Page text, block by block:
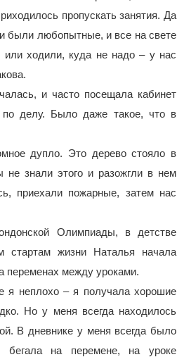
пропускать занятия. Да
были любопытные, и все на свете
ходили, куда не надо – у нас
и часто посещала кабинет
по делу. Было даже такое, что в
дупло. Это дерево стояло в
знали этого и разожгли в нем
приехали пожарные, затем нас
Олимпиады, в детстве
стартам жизни Наталья начала
переменах между уроками.
я неплохо – я получала хорошие
Но у меня всегда находилось
В дневнике у меня всегда было
на перемене, на уроке